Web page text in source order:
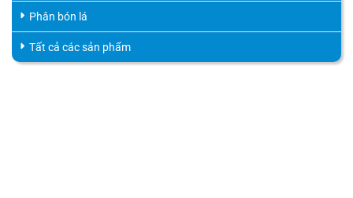
Phân bón lá
Tất cả các sản phẩm